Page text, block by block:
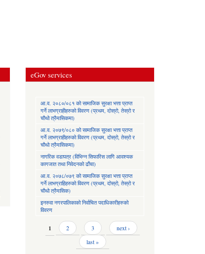
eGov services
आ.व. २०८०/०८१ को सामाजिक सुरक्षा भत्ता प्राप्त
गर्ने लाभग्राहीहरुको विवरण (प्रथम, दोस्रो, तेस्रो र
चौथो त्रैमासिकमा)
आ.व. २०७९/०८० को सामाजिक सुरक्षा भत्ता प्राप्त
गर्ने लाभग्राहीहरुको विवरण (प्रथम, दोस्रो, तेस्रो र
चौथो त्रैमासिकमा)
नागरिक वडापत्र (विभिन्न सिफारिस लागि आवश्यक
कागजात तथा निवेदनको ढाँचा)
आ.व. २०७८/०७९ को सामाजिक सुरक्षा भत्ता प्राप्त
गर्ने लाभग्राहिहरुको विवरण (प्रथम, दोस्रो, तेस्रो र
चौथो त्रैमासिक)
इनरुवा नगरपालिकाको निर्वाचित पदाधिकारीहरुको
विवरण
Pages
1 2 3
next ›
last »